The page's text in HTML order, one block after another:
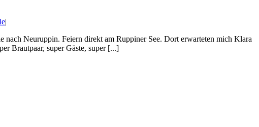
|
Neuruppin. Feiern direkt am Ruppiner See. Dort erwarteten mich Klara
Brautpaar, super Gäste, super [...]